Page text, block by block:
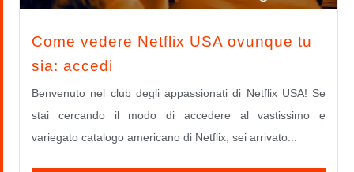
Come vedere Netflix USA ovunque tu
sia: accedi
Benvenuto nel club degli appassionati di Netflix USA! Se
stai cercando il modo di accedere al vastissimo e
variegato catalogo americano di Netflix, sei arrivato...